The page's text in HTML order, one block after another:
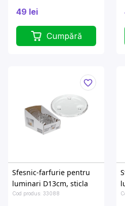
49 lei
Cumpără
Sfesnic-farfurie pentru
luminari D13cm, sticla
Cod produs: 33088